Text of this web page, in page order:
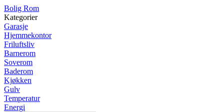
Bolig Rom
Kategorier
Garasje
Hjemmekontor
Friluftsliv
Barnerom
Soverom
Baderom
Kjøkken
Gulv
Temperatur
Energi